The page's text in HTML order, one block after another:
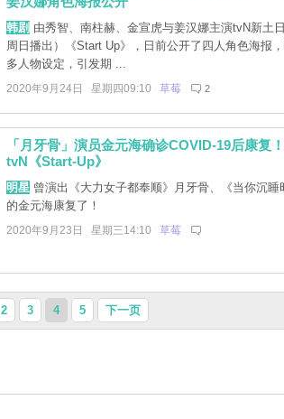
韩剧 由秀智、南柱赫、金宣虎与姜汉娜主演tvN新土
周日播出）《Start Up》，日前公开了四人角色海报
多人物设定，引发期 ...
2020年9月24日 星期四09:10 草莓 2
「月牙骨」演员金元海确诊COVID-19后康复
tvN《Start-Up》
明星曾演出《大力女子都奉顺》月牙骨、《当你沉睡
的金元海康复了！
2020年9月23日 星期三14:10 草莓
2 3 4 5 下一页